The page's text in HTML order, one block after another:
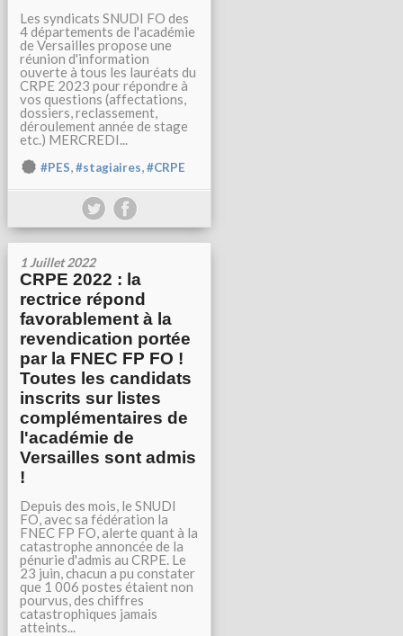
Les syndicats SNUDI FO des
4 départements de l'académie
de Versailles propose une
réunion d'information
ouverte à tous les lauréats du
CRPE 2023 pour répondre à
vos questions (affectations,
dossiers, reclassement,
déroulement année de stage
etc.) MERCREDI...
#PES,#stagiaires,#CRPE
1 Juillet 2022
CRPE 2022 : la
rectrice répond
favorablement à la
revendication portée
par la FNEC FP FO !
Toutes les candidats
inscrits sur listes
complémentaires de
l'académie de
Versailles sont admis
!
Depuis des mois, le SNUDI
FO, avec sa fédération la
FNEC FP FO, alerte quant à la
catastrophe annoncée de la
pénurie d'admis au CRPE. Le
23 juin, chacun a pu constater
que 1 006 postes étaient non
pourvus, des chiffres
catastrophiques jamais
atteints...